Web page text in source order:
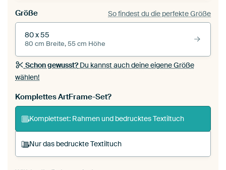
Größe So findest du die perfekte Größe
80 x 55
80 cm Breite, 55 cm Höhe
Schon gewusst?Du kannst auch deine eigene Größe
wählen!
Komplettes ArtFrame-Set?
Komplettset: Rahmen und bedrucktes Textiltuch
Nur das bedruckte Textiltuch